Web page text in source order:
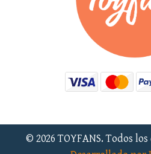
© 2026 TOYFANS. Todos